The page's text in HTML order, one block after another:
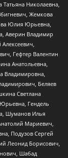
Николаевна,
Жемкова
Юлия Юрьевна,
Аверин Владимир
Гефтер Валентин
Анатольевна,
Владимировна,
Беляев
Светлана
Гендель
Шуманов Илья
Мариевич,
Подузов Сергей
Леонид Борисович,
Шабад